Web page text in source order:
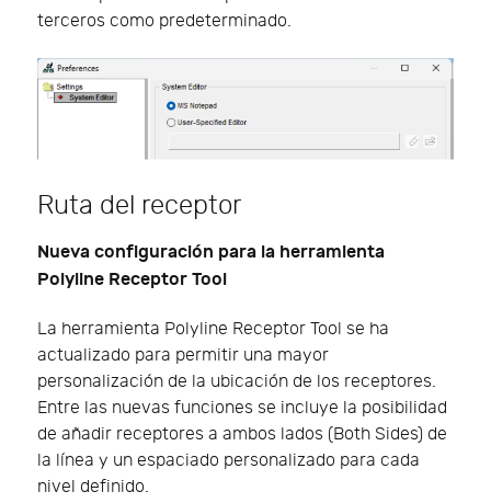
terceros como predeterminado.
Ruta del receptor
Nueva configuración para la herramienta
Polyline Receptor Tool
La herramienta Polyline Receptor Tool se ha
actualizado para permitir una mayor
personalización de la ubicación de los receptores.
Entre las nuevas funciones se incluye la posibilidad
de añadir receptores a ambos lados (Both Sides) de
la línea y un espaciado personalizado para cada
nivel definido.